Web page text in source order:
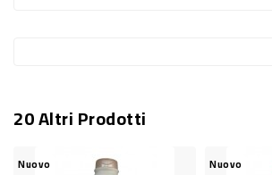
STOVIGLIE
DEODORANTI
20 Altri Prodotti
Nuovo
Nuovo